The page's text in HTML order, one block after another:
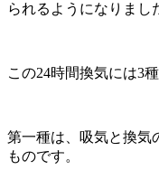
られるようになりまし
この24時間換気には3
第一種は、吸気と換気
ものです。